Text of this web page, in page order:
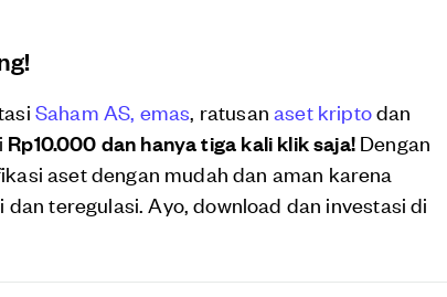
Saham AS, emas , ratusanaset kriptodan
Rp10.000 dan hanya tiga kali klik saja!Dengan
aset dengan mudah dan aman karena
teregulasi. Ayo, download dan investasi di